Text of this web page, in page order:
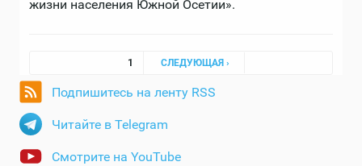
жизни населения Южной Осетии».
Страницы
1 СЛЕДУЮЩАЯ ›
Подпишитесь на ленту RSS
Читайте в Telegram
Смотрите на YouTube